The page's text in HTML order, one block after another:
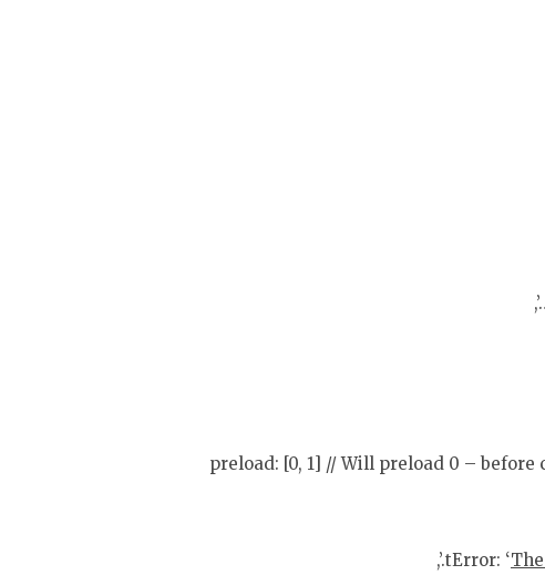
preload: [0, 1] // Will preload 0 –
tError: ‘